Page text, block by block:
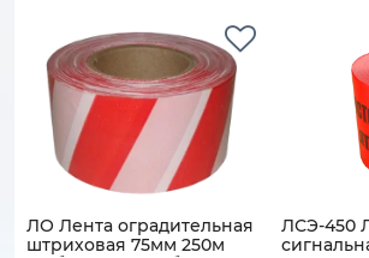
ЛО Лента оградительная
штриховая 75мм 250м
ЛСЭ-450